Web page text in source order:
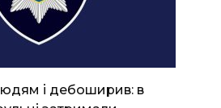
і дебоширив: в